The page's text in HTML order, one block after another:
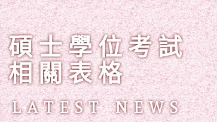
碩士學位考試
相關表格
LATEST NEWS